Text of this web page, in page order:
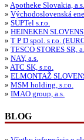
» Apotheke Slovakia, a.s.
» Východoslovenská
» SUPTel s.r.o.
» HEINEKEN
» T P D spol. s r.o.
» TESCO STORES SR,
» NAY, a.s.
» ATC SK, s.r.o.
» ELMONTAŽ
» MSM holding, s.r.o.
» IMAO group, a.s.
BLOG